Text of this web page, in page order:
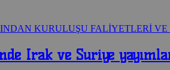
KURULUŞU FALİYETLERİ VE
Irak ve Suriye